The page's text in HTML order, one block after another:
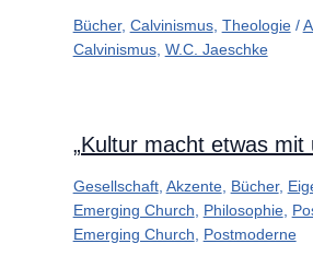
Bücher, Calvinismus, Theologie/
Calvinismus, W.C. Jaeschke
„Kultur macht etwas mit
Gesellschaft, Akzente, Bücher,
Emerging Church, Philosophie,
Emerging Church, Postmoderne